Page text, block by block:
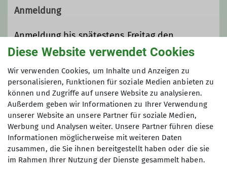
regelmäßig am 3. Sonntag eines
Monats. Wir sind bei den
Wanderungen ca. 20 Frauen, die gerne
längere Strecken (± 20 km, 4,5 km/h)
wandern und dabei Spaß haben
wollen. Dabei ist der gemeinsame Weg
das Ziel.
Unsere Tageswanderungen führen uns
in verschiedene Regionen und die
unterschiedlichsten Naturräume in
der Mitte Deutschlands: vom
Göttinger Wald bis zum Harz oder
Solling über das Weserbergland bis
Anmeldung
Anmeldung bis spätestens Freitag den
18.09.2026 - 12 Uhr:
Anmeldung ab / bis
14.09.2026 / 18.09.2026
Diese Website verwendet Cookies
Wir verwenden Cookies, um Inhalte und Anzeigen zu
personalisieren, Funktionen für soziale Medien anbieten zu
können und Zugriffe auf unsere Website zu analysieren.
Außerdem geben wir Informationen zu Ihrer Verwendung
unserer Website an unsere Partner für soziale Medien,
Werbung und Analysen weiter. Unsere Partner führen diese
Informationen möglicherweise mit weiteren Daten
zusammen, die Sie ihnen bereitgestellt haben oder die sie
im Rahmen Ihrer Nutzung der Dienste gesammelt haben.